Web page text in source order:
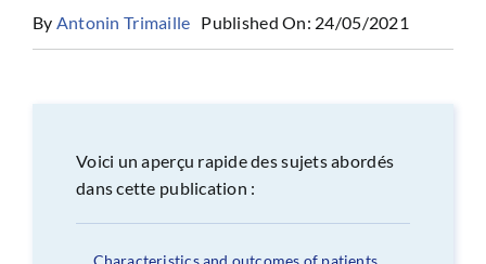
By Antonin Trimaille Published On: 24/05/2021
Voici un aperçu rapide des sujets abordés
dans cette publication :
Characteristics and outcomes of patients